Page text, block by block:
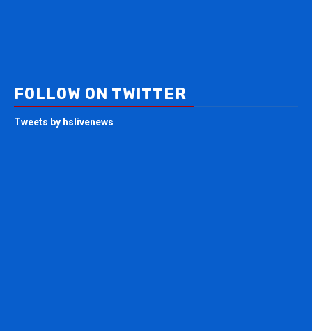
FOLLOW ON TWITTER
Tweets by hslivenews